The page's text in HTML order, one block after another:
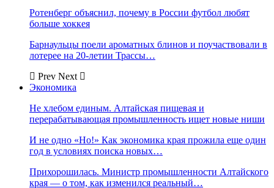
Ротенберг объяснил, почему в России футбол любят
больше хоккея
Барнаульцы поели ароматных блинов и поучаствовали в
лотерее на 20-летии Трассы…
Prev Next
Экономика
Не хлебом единым. Алтайская пищевая и
перерабатывающая промышленность ищет новые ниши
И не одно «Но!» Как экономика края прожила еще один
год в условиях поиска новых…
Прихорошилась. Министр промышленности Алтайского
края — о том, как изменился реальный…